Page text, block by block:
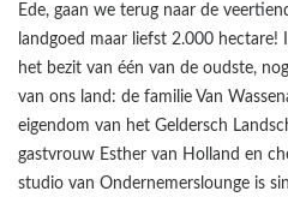
Ede, gaan we terug naar de
landgoed maar liefst 2.000
het bezit van één van de oudste,
van ons land: de familie Van
eigendom van het Geldersch
gastvrouw Esther van Holland en
studio van Ondernemerslounge is